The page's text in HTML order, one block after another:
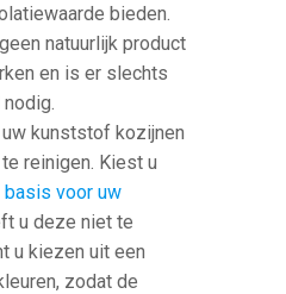
bieden.
natuurlijk product
en is er slechts
uw kunststof kozijnen
reinigen. Kiest u
voor uw
u deze niet te
u kiezen uit een
zodat de